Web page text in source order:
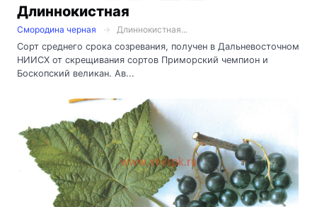
Длиннокистная
Смородина черная
Длиннокистная...
Сорт среднего срока созревания, получен в Дальневосточном
НИИСХ от скрещивания сортов Приморский чемпион и
Боскопский великан. Ав...